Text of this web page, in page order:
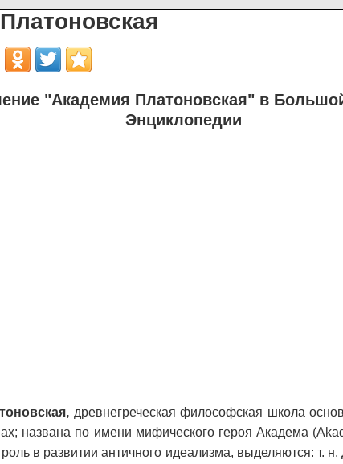
"Академия Платоновская" в
Энциклопедии
древнегреческая философская школа
названа по имени мифического героя Академа
в развитии античного идеализма, выделяются: т.